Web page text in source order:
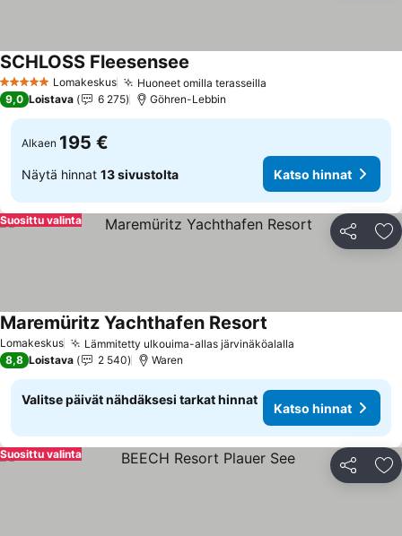
5 TähtiluokitusLomakeskus Huoneet omilla terasseilla
SCHLOSS Fleesensee
9,0 Loistava 6 275 Göhren-Lebbin
Alkaen 195 €
Näytä hinnat 13 sivustolta Katso hinnat
Jaa
Suosittu valinta
Lomakeskus Lämmitetty ulkouima-allas järvinäköalalla
Maremüritz Yachthafen Resort
8,8 Loistava 2 540 Waren
Valitse päivät nähdäksesi tarkat hinnat
Katso hinnat
Jaa
Suosittu valinta